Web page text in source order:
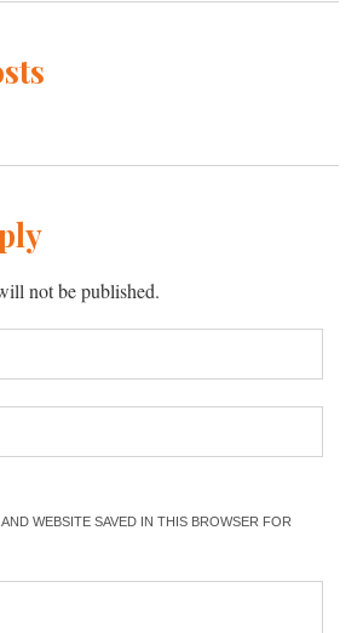
not be published.
WEBSITE SAVED IN THIS BROWSER FOR